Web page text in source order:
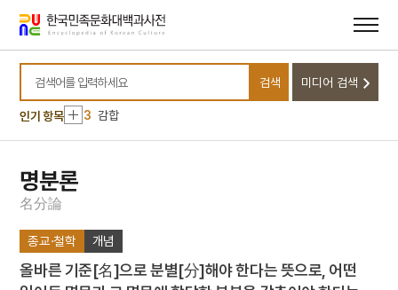
바로가기
바로가기
검색어를 입력하세요
검색 미디어 검색
인기 항목
10 김지경
1 구절초
2 금성대군
3 감합
4 곽상훈
김동한
9 김원균
명분론
名分論
종교·철학 개념
올바른 기준[名]으로 분별[分]해야 한다는 뜻으로, 어떤